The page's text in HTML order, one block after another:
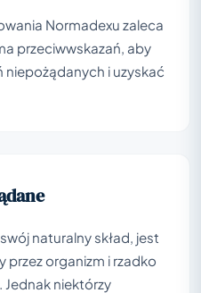
Normadexu zaleca
przeciwwskazań, aby
niepożądanych i uzyskać
naturalny skład, jest
organizm i rzadko
niektórzy